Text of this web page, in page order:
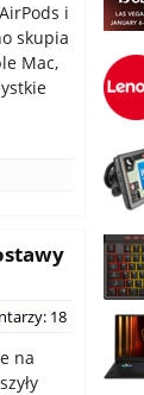
i
skupia
Mac,
18
na